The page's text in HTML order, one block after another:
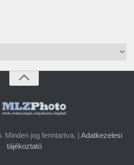
Minden jog fenntartva. | Adatkezelesi
tájékoztató